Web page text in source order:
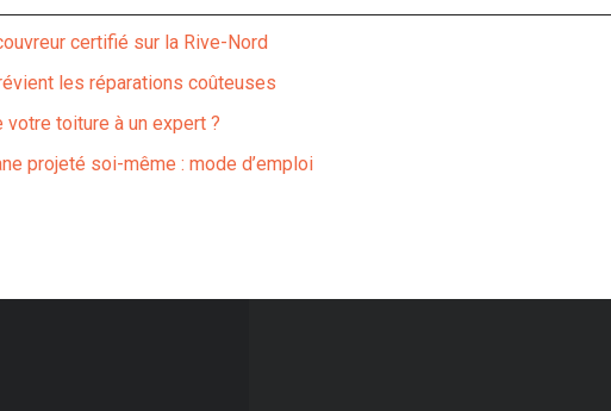
certifié sur la Rive-Nord
les réparations coûteuses
toiture à un expert ?
projeté soi-même : mode d’emploi